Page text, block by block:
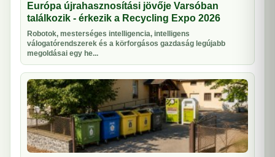
Európa újrahasznosítási jövője Varsóban
találkozik - érkezik a Recycling Expo 2026
Robotok, mesterséges intelligencia, intelligens
válogatórendszerek és a körforgásos gazdaság legújabb
megoldásai egy he...